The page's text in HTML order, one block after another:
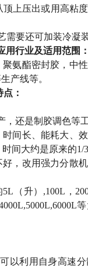
压出或用高粘
要还可加装冷凝
用行业及适用范围
氨酯密封胶，中
产线等。
：
还是制胶调色等
间长、能耗大、
间大约是原来的
，改用强力分散
（升）,100L，
以利用自身高速